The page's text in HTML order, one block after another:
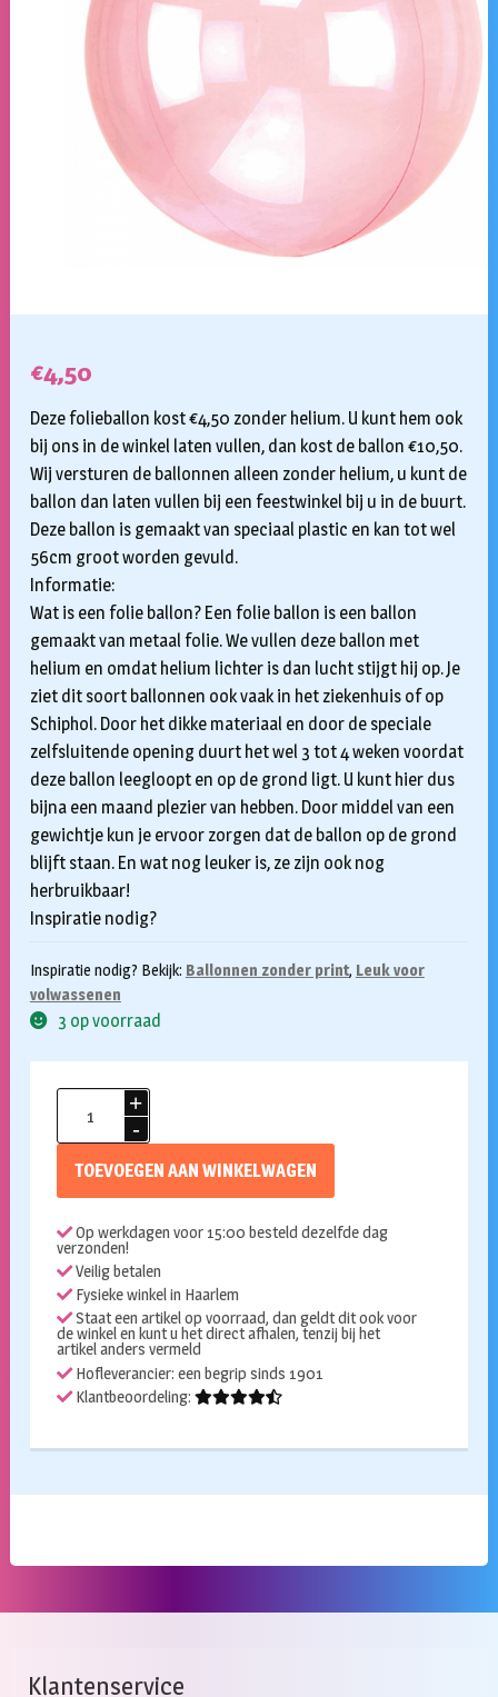
€4,50
Deze folieballon kost €4,50 zonder helium. U kunt hem ook
bij ons in de winkel laten vullen, dan kost de ballon €10,50.
Wij versturen de ballonnen alleen zonder helium, u kunt de
ballon dan laten vullen bij een feestwinkel bij u in de buurt.
Deze ballon is gemaakt van speciaal plastic en kan tot wel
56cm groot worden gevuld.
Informatie:
Wat is een folie ballon? Een folie ballon is een ballon
gemaakt van metaal folie. We vullen deze ballon met
helium en omdat helium lichter is dan lucht stijgt hij op. Je
ziet dit soort ballonnen ook vaak in het ziekenhuis of op
Schiphol. Door het dikke materiaal en door de speciale
zelfsluitende opening duurt het wel 3 tot 4 weken voordat
deze ballon leegloopt en op de grond ligt. U kunt hier dus
bijna een maand plezier van hebben. Door middel van een
gewichtje kun je ervoor zorgen dat de ballon op de grond
blijft staan. En wat nog leuker is, ze zijn ook nog
herbruikbaar!
Inspiratie nodig?
Inspiratie nodig? Bekijk: Ballonnen zonder print, Leuk voor
volwassenen
3 op voorraad
Folieballon
crystal
50cm
aantal
TOEVOEGEN AAN WINKELWAGEN
Op werkdagen voor 15:00 besteld dezelfde dag
verzonden!
Veilig betalen
Fysieke winkel in Haarlem
Staat een artikel op voorraad, dan geldt dit ook voor
de winkel en kunt u het direct afhalen, tenzij bij het
artikel anders vermeld
Hofleverancier: een begrip sinds 1901
Klantbeoordeling:
Klantenservice